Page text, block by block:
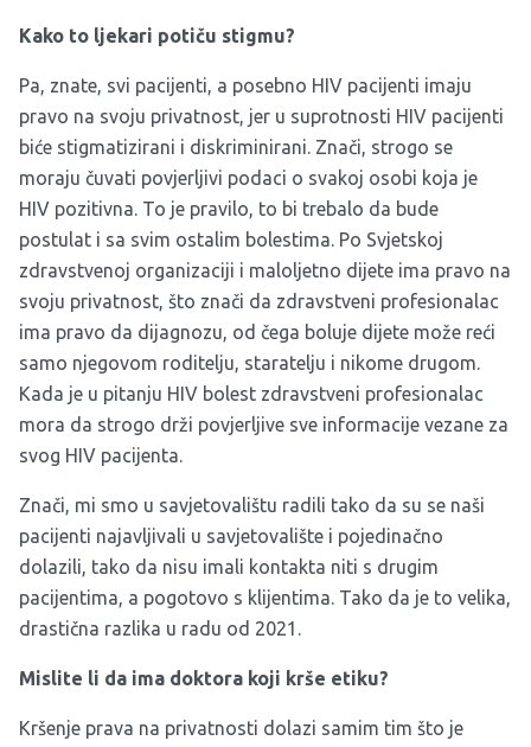
Kako to ljekari potiču stigmu?
Pa, znate, svi pacijenti, a posebno HIV pacijenti imaju
pravo na svoju privatnost, jer u suprotnosti HIV pacijenti
biće stigmatizirani i diskriminirani. Znači, strogo se
moraju čuvati povjerljivi podaci o svakoj osobi koja je
HIV pozitivna. To je pravilo, to bi trebalo da bude
postulat i sa svim ostalim bolestima. Po Svjetskoj
zdravstvenoj organizaciji i maloljetno dijete ima pravo na
svoju privatnost, što znači da zdravstveni profesionalac
ima pravo da dijagnozu, od čega boluje dijete može reći
samo njegovom roditelju, staratelju i nikome drugom.
Kada je u pitanju HIV bolest zdravstveni profesionalac
mora da strogo drži povjerljive sve informacije vezane za
svog HIV pacijenta.
Znači, mi smo u savjetovalištu radili tako da su se naši
pacijenti najavljivali u savjetovalište i pojedinačno
dolazili, tako da nisu imali kontakta niti s drugim
pacijentima, a pogotovo s klijentima. Tako da je to velika,
drastična razlika u radu od 2021.
Mislite li da ima doktora koji krše etiku?
Kršenje prava na privatnosti dolazi samim tim što je